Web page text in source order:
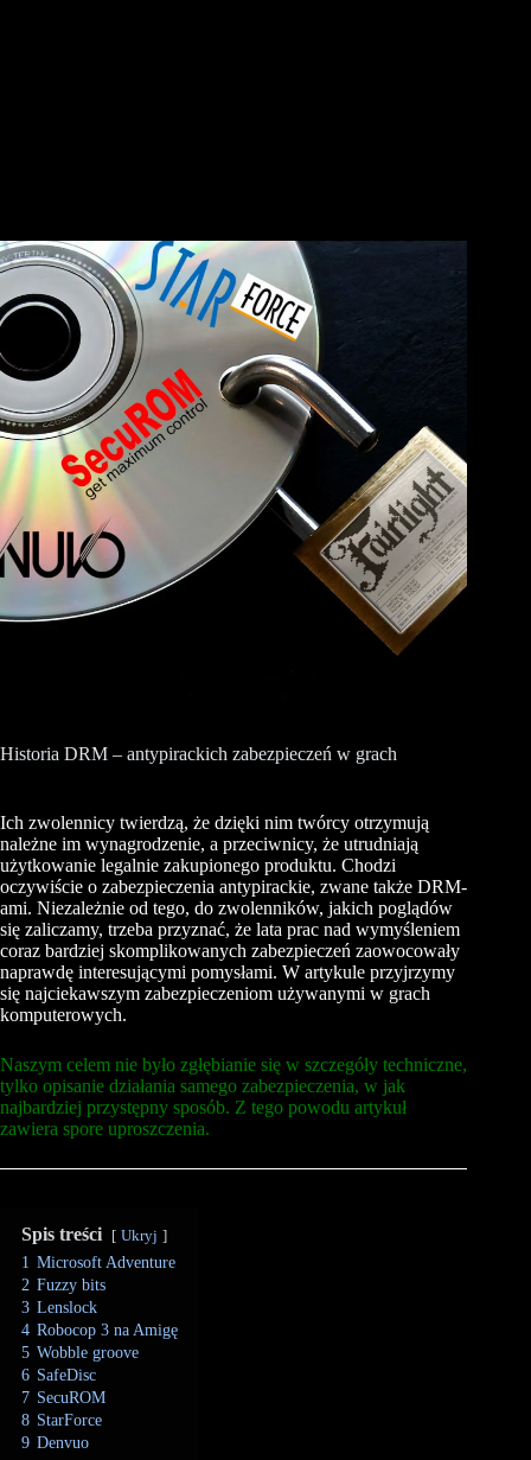
Historia DRM – antypirackich zabezpieczeń w grach
Ich zwolennicy twierdzą, że dzięki nim twórcy otrzymują
należne im wynagrodzenie, a przeciwnicy, że utrudniają
użytkowanie legalnie zakupionego produktu. Chodzi
oczywiście o zabezpieczenia antypirackie, zwane także DRM-
ami. Niezależnie od tego, do zwolenników, jakich poglądów
się zaliczamy, trzeba przyznać, że lata prac nad wymyśleniem
coraz bardziej skomplikowanych zabezpieczeń zaowocowały
naprawdę interesującymi pomysłami. W artykule przyjrzymy
się najciekawszym zabezpieczeniom używanymi w grach
komputerowych.
Naszym celem nie było zgłębianie się w szczegóły techniczne,
tylko opisanie działania samego zabezpieczenia, w jak
najbardziej przystępny sposób. Z tego powodu artykuł
zawiera spore uproszczenia.
Spis treści Ukryj
1 Microsoft Adventure
2 Fuzzy bits
3 Lenslock
4 Robocop 3 na Amigę
5 Wobble groove
6 SafeDisc
7 SecuROM
8 StarForce
9 Denvuo